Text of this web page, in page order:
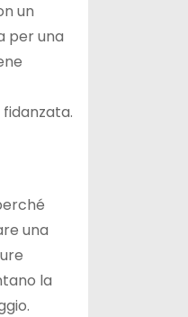
un
per una
una
la